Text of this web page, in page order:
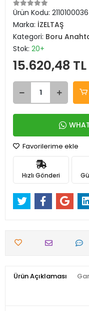
Ürün Kodu: 2110100036
Marka: İZELTAŞ
Kategori: Boru
Stok: 20+
15.620,48 TL
Favorilerime ekle
Hızlı Gönderi
Ürün Açıklaması